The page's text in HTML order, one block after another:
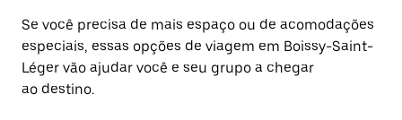
Se você precisa de mais espaço ou de acomodações
especiais, essas opções de viagem em Boissy-Saint-
Léger vão ajudar você e seu grupo a chegar
ao destino.